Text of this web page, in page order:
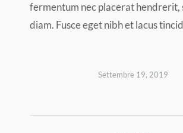
fermentum nec placerat hendrerit,
diam. Fusce eget nibh et lacus
Settembre 19, 2019